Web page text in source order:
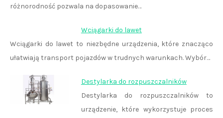
różnorodność pozwala na dopasowanie…
Wciągarki do lawet
Wciągarki do lawet to niezbędne urządzenia, które znacząco
ułatwiają transport pojazdów w trudnych warunkach. Wybór…
Destylarka do rozpuszczalników
Destylarka do rozpuszczalników to
urządzenie, które wykorzystuje proces